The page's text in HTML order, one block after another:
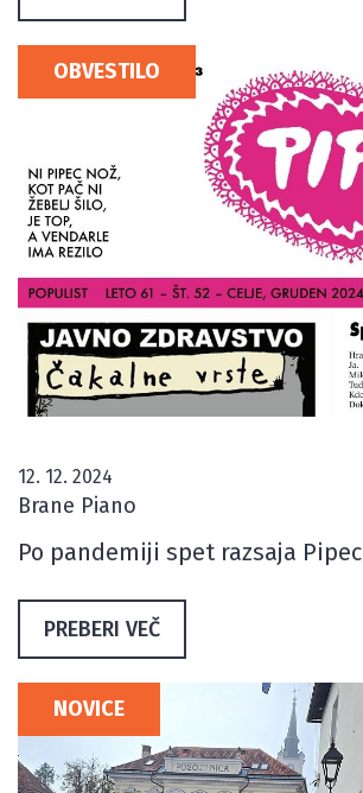
OBVESTILO
12. 12. 2024
Brane Piano
Po pandemiji spet razsaja Pipec
PREBERI VEČ
NOVICE